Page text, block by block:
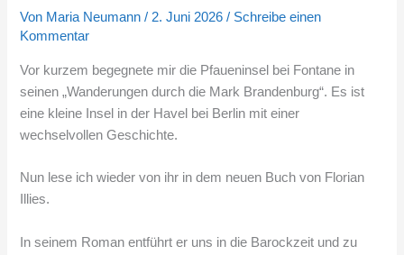
Von Maria Neumann/2. Juni 2026/ Schreibe einen
Kommentar
Vor kurzem begegnete mir die Pfaueninsel bei Fontane in
seinen „Wanderungen durch die Mark Brandenburg“. Es ist
eine kleine Insel in der Havel bei Berlin mit einer
wechselvollen Geschichte.
Nun lese ich wieder von ihr in dem neuen Buch von Florian
Illies.
In seinem Roman entführt er uns in die Barockzeit und zu